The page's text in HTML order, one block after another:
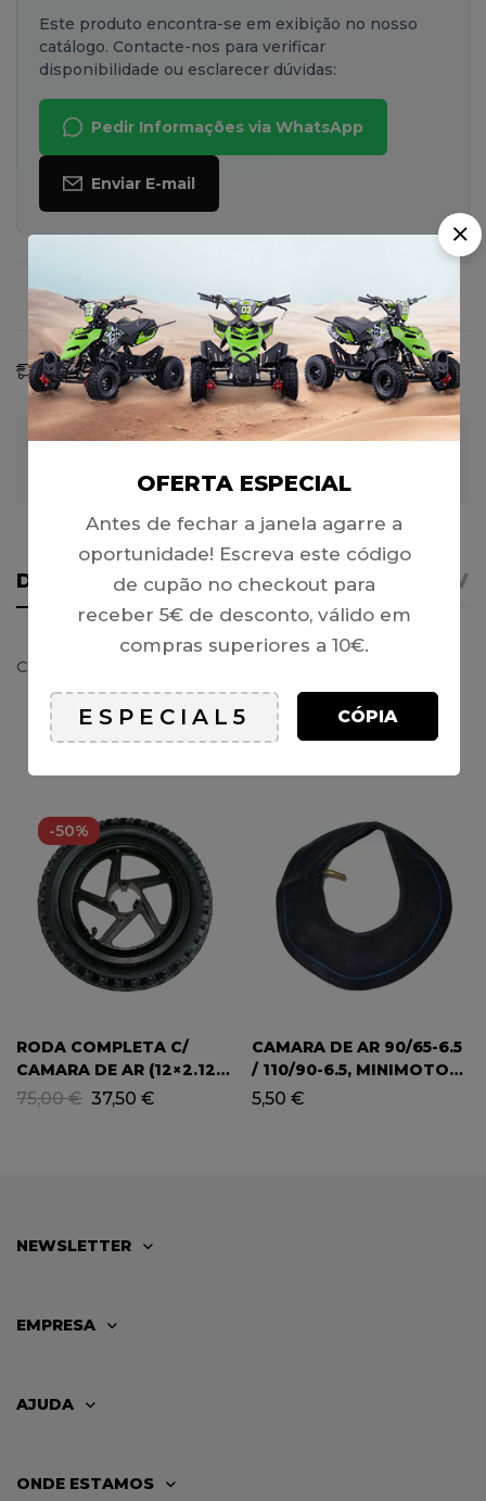
Este produto encontra-se em exibição no nosso
catálogo. Contacte-nos para verificar
disponibilidade ou esclarecer dúvidas:
Pedir Informações via WhatsApp
Enviar E-mail
Faça uma Pergunta Compartilhar
Previsão De Entrega: 09 - 16 Ago, 2026
Garantia de Pagamento 100% Seguro
DETALHES AVISO IMPORTANTE
Câmara de Ar 3.50/4.10-4 – mini-ATV 49 (4″)
PRODUTOS RELACIONADOS
-50%
RODA COMPLETA C/
CAMARA DE AR (12×2.125)
– DIK DIK
75,00€ 37,50 €
CAMARA DE AR 90/65-6.5
/ 110/90-6.5, MINIMOTO
47CC-49CC
5,50 €
NEWSLETTER
EMPRESA
AJUDA
ONDE ESTAMOS
OFERTA ESPECIAL
Antes de fechar a janela agarre a
oportunidade! Escreva este código
de cupão no checkout para
receber 5€ de desconto, válido em
compras superiores a 10€.
CÓPIA